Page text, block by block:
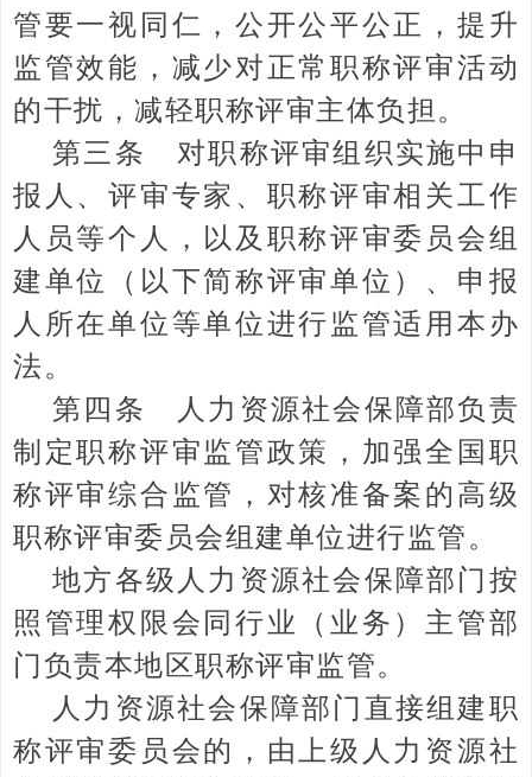
管要一视同仁，公开公平公正，提升
监管效能，减少对正常职称评审活动
的干扰，减轻职称评审主体负担。
第三条 对职称评审组织实施中申
报人、评审专家、职称评审相关工作
人员等个人，以及职称评审委员会组
建单位（以下简称评审单位）、申报
人所在单位等单位进行监管适用本办
法。
第四条 人力资源社会保障部负责
制定职称评审监管政策，加强全国职
称评审综合监管，对核准备案的高级
职称评审委员会组建单位进行监管。
地方各级人力资源社会保障部门按
照管理权限会同行业（业务）主管部
门负责本地区职称评审监管。
人力资源社会保障部门直接组建职
称评审委员会的，由上级人力资源社